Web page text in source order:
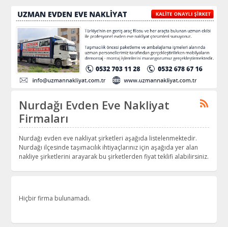
Nurdağı Evden Eve Nakliyat
Firmaları
Nurdağı evden eve nakliyat şirketleri aşağıda listelenmektedir.
Nurdağı ilçesinde taşımacılık ihtiyaçlarınız için aşağıda yer alan
nakliye şirketlerini arayarak bu şirketlerden fiyat teklifi alabilirsiniz.
Hiçbir firma bulunamadı.